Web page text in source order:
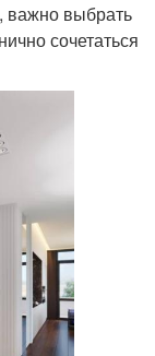
важно выбрать
сочетаться